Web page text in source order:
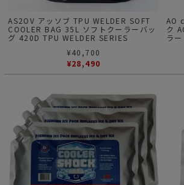
AS2OV アッソブ TPU WELDER SOFT
COOLER BAG 35L ソフトクーラーバッ
グ 420D TPU WELDER SERIES
¥40,700
¥28,490
AO
ク
ラー